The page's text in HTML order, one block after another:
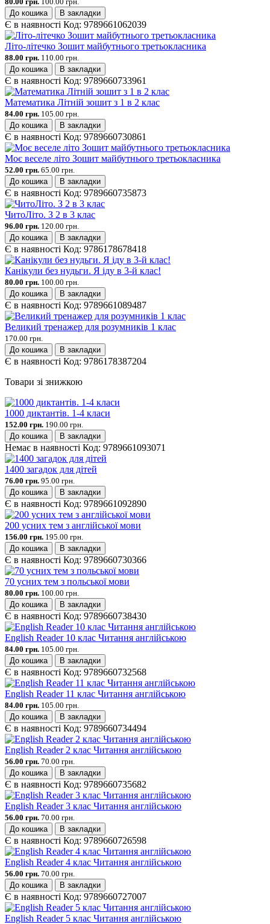
До кошика
В закладки
Є в наявності Код: 9789661062039
Літо-літечко Зошит майбутнього третьокласника
88.00 грн. 110.00 грн.
До кошика
В закладки
Є в наявності Код: 9789660733961
Математика Літній зошит з 1 в 2 клас
84.00 грн. 105.00 грн.
До кошика
В закладки
Є в наявності Код: 9789660730861
Моє веселе літо Зошит майбутнього третьокласника
52.00 грн. 65.00 грн.
До кошика
В закладки
Є в наявності Код: 9789660735873
ЧитоЛіто. З 2 в 3 клас
96.00 грн. 120.00 грн.
До кошика
В закладки
Є в наявності Код: 9786178678418
Канікули без нудьги. Я іду в 3-й клас!
80.00 грн. 100.00 грн.
До кошика
В закладки
Є в наявності Код: 9789661089487
Великий тренажер для розумників 1 клас
170.00 грн.
До кошика
В закладки
Є в наявності Код: 9786178387204
Товари зі знижкою
1000 диктантів. 1-4 класи
152.00 грн. 190.00 грн.
До кошика
В закладки
Немає в наявності Код: 9789661093071
1400 загадок для дітей
76.00 грн. 95.00 грн.
До кошика
В закладки
Є в наявності Код: 9789661092890
200 усних тем з англійської мови
156.00 грн. 195.00 грн.
До кошика
В закладки
Є в наявності Код: 9789660730366
70 усних тем з польської мови
80.00 грн. 100.00 грн.
До кошика
В закладки
Є в наявності Код: 9789660738430
English Reader 10 клас Читання англійською
84.00 грн. 105.00 грн.
До кошика
В закладки
Є в наявності Код: 9789660732568
English Reader 11 клас Читання англійською
84.00 грн. 105.00 грн.
До кошика
В закладки
Є в наявності Код: 9789660734494
English Reader 2 клас Читання англійською
56.00 грн. 70.00 грн.
До кошика
В закладки
Є в наявності Код: 9789660735682
English Reader 3 клас Читання англійською
56.00 грн. 70.00 грн.
До кошика
В закладки
Є в наявності Код: 9789660726598
English Reader 4 клас Читання англійською
56.00 грн. 70.00 грн.
До кошика
В закладки
Є в наявності Код: 9789660727007
English Reader 5 клас Читання англійською